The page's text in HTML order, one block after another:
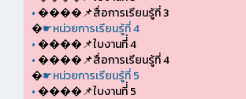
•����📌สื่อการเรียนรู้ที่ 3
�☛หน่วยการเรียนรู้ที่ 4
•����📌ใบงานที่่ 4
•����📌สื่อการเรียนรู้ที่ 4
�☛หน่วยการเรียนรู้ที่ 5
•����📌ใบงานที่่ 5